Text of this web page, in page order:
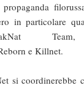
propaganda
in particolare
Team,
e Killnet.
si coordinerebbe